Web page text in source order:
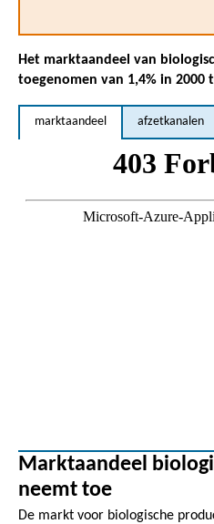
Het marktaandeel van
toegenomen van 1,4% in 2000
marktaandeel afzetkanalen
Marktaandeel
neemt toe
De markt voor biologische